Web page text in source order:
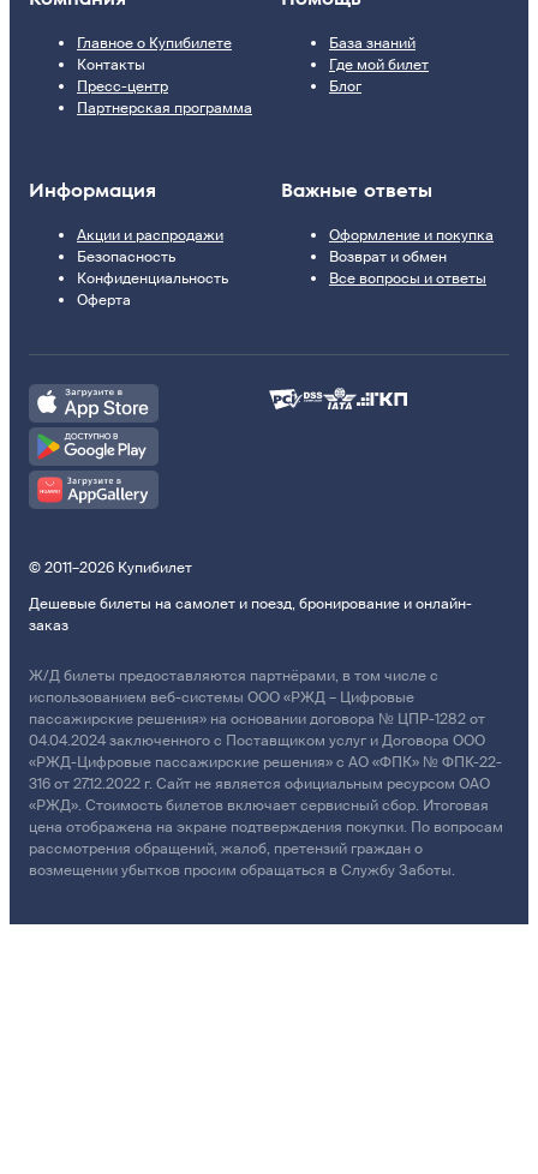
Главное о Купибилете
Контакты
Пресс-центр
Партнерская программа
База знаний
Где мой билет
Блог
Информация
Акции и распродажи
Безопасность
Конфиденциальность
Оферта
Важные ответы
Оформление и покупка
Возврат и обмен
Все вопросы и ответы
© 2011–2026 Купибилет
Дешевые билеты на самолет и поезд, бронирование и онлайн-
заказ
Ж/Д билеты предоставляются партнёрами, в том числе с
использованием веб-системы ООО «РЖД – Цифровые
пассажирские решения» на основании договора № ЦПР-1282 от
04.04.2024 заключенного с Поставщиком услуг и Договора ООО
«РЖД-Цифровые пассажирские решения» с АО «ФПК» № ФПК-22-
316 от 27.12.2022 г. Сайт не является официальным ресурсом ОАО
«РЖД». Стоимость билетов включает сервисный сбор. Итоговая
цена отображена на экране подтверждения покупки. По вопросам
рассмотрения обращений, жалоб, претензий граждан о
возмещении убытков просим обращаться в Службу Заботы.